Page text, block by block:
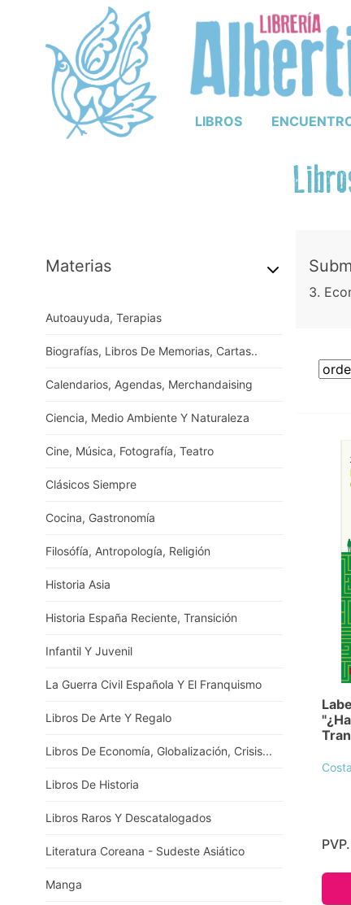
LIBROS
Materias
Autoauyuda, Terapias
Biografías, Libros De Memorias, Cartas..
Calendarios, Agendas, Merchandaising
Ciencia, Medio Ambiente Y Naturaleza
Cine, Música, Fotografía, Teatro
Clásicos Siempre
Cocina, Gastronomía
Filosófía, Antropología, Religión
Historia Asia
Historia España Reciente, Transición
Infantil Y Juvenil
La Guerra Civil Española Y El Franquismo
Libros De Arte Y Regalo
Libros De Economía, Globalización, Crisis...
Libros De Historia
Libros Raros Y Descatalogados
Literatura Coreana - Sudeste Asiático
Manga
3.
PVP.